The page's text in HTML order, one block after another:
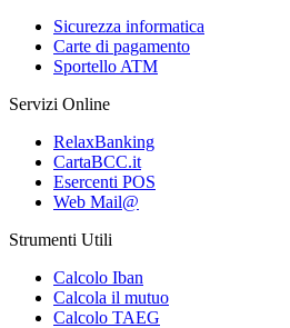
Sicurezza informatica
Carte di pagamento
Sportello ATM
Servizi Online
RelaxBanking
CartaBCC.it
Esercenti POS
Web Mail@
Strumenti Utili
Calcolo Iban
Calcola il mutuo
Calcolo TAEG